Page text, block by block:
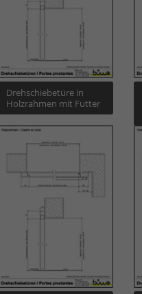
Drehschiebetüre in
Holzrahmen mit Futter